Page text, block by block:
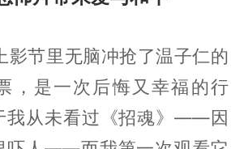
影节里无脑冲抢了温子仁的
，是一次后悔又幸福的行
我从未看过《招魂》——因